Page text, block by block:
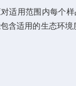
用范围内每个样
含适用的生态环